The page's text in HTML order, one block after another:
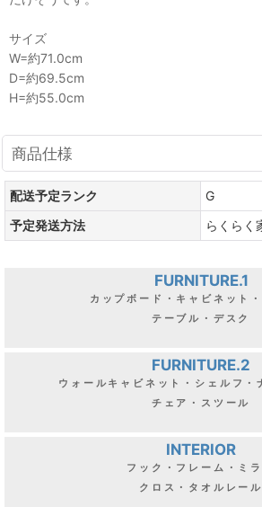
サイズ
W=約71.0cm
D=約69.5cm
H=約55.0cm
商品仕様
配送予定ランク
G
予定発送方法
らくらく
FURNITURE.1
カップボード・キャビネット
テーブル・デスク
FURNITURE.2
ウォールキャビネット・シェルフ・
チェア・スツール
INTERIOR
フック・フレーム・ミ
クロス・タオルレール